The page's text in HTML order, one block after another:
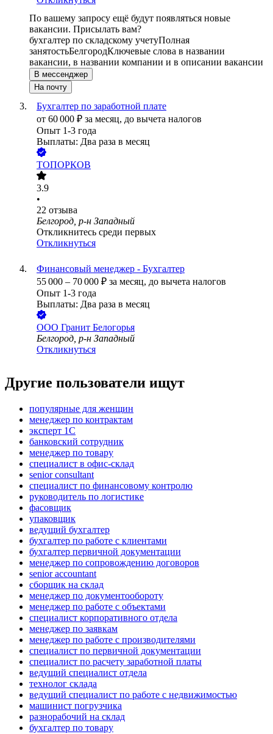
По вашему запросу ещё будут появляться новые
вакансии. Присылать вам?
бухгалтер по складскому учетуПолная
занятостьБелгородКлючевые слова в названии
вакансии, в названии компании и в описании вакансии
В мессенджер
На почту
Бухгалтер по заработной плате
от 60 000 ₽ за месяц, до вычета налогов
Опыт 1-3 года
Выплаты: Два раза в месяц
ТОПОРКОВ
3.9
•
22 отзыва
Белгород, р-н Западный
Откликнитесь среди первых
Откликнуться
Финансовый менеджер - Бухгалтер
55 000 – 70 000 ₽ за месяц, до вычета налогов
Опыт 1-3 года
Выплаты: Два раза в месяц
ООО Гранит Белогорья
Белгород, р-н Западный
Откликнуться
Другие пользователи ищут
популярные для женщин
менеджер по контрактам
эксперт 1С
банковский сотрудник
менеджер по товару
специалист в офис-склад
senior consultant
специалист по финансовому контролю
руководитель по логистике
фасовщик
упаковщик
ведущий бухгалтер
бухгалтер по работе с клиентами
бухгалтер первичной документации
менеджер по сопровождению договоров
senior accountant
сборщик на склад
менеджер по документообороту
менеджер по работе с объектами
специалист корпоративного отдела
менеджер по заявкам
менеджер по работе с производителями
специалист по первичной документации
специалист по расчету заработной платы
ведущий специалист отдела
технолог склада
ведущий специалист по работе с недвижимостью
машинист погрузчика
разнорабочий на склад
бухгалтер по товару